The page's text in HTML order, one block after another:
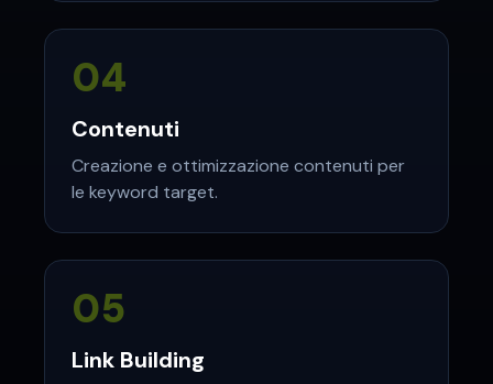
04
Contenuti
Creazione e ottimizzazione contenuti per
le keyword target.
05
Link Building